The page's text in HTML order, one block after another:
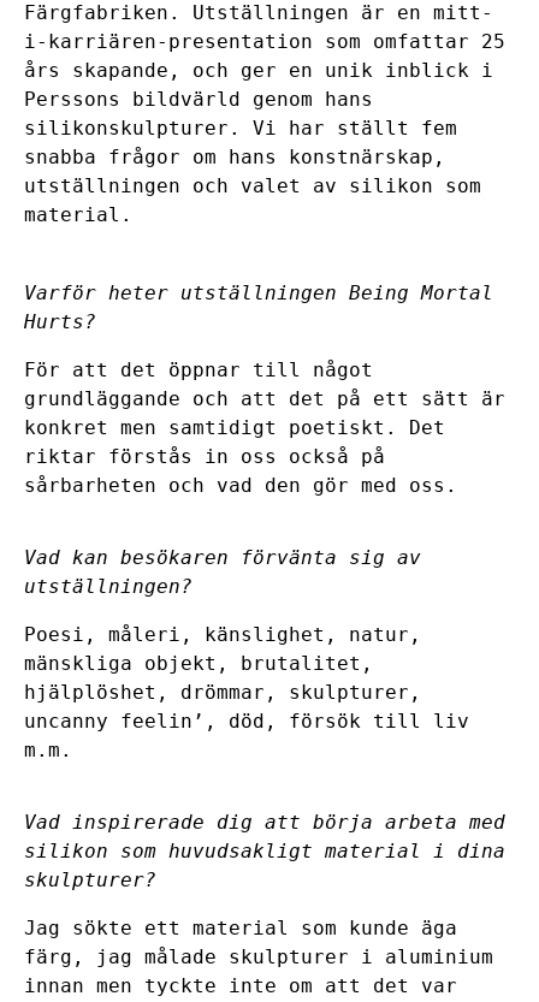
Färgfabriken. Utställningen är en mitt-
i-karriären-presentation som omfattar 25
års skapande, och ger en unik inblick i
Perssons bildvärld genom hans
silikonskulpturer. Vi har ställt fem
snabba frågor om hans konstnärskap,
utställningen och valet av silikon som
material.
Varför heter utställningen Being Mortal
Hurts?
För att det öppnar till något
grundläggande och att det på ett sätt är
konkret men samtidigt poetiskt. Det
riktar förstås in oss också på
sårbarheten och vad den gör med oss.
Vad kan besökaren förvänta sig av
utställningen?
Poesi, måleri, känslighet, natur,
mänskliga objekt, brutalitet,
hjälplöshet, drömmar, skulpturer,
uncanny feelin’, död, försök till liv
m.m.
Vad inspirerade dig att börja arbeta med
silikon som huvudsakligt material i dina
skulpturer?
Jag sökte ett material som kunde äga
färg, jag målade skulpturer i aluminium
innan men tyckte inte om att det var